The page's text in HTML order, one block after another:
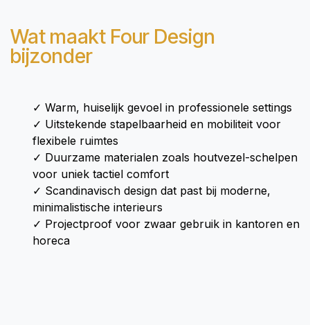
Wat maakt Four Design
bijzonder
✓ Warm, huiselijk gevoel in professionele settings
✓ Uitstekende stapelbaarheid en mobiliteit voor
flexibele ruimtes
✓ Duurzame materialen zoals houtvezel-schelpen
voor uniek tactiel comfort
✓ Scandinavisch design dat past bij moderne,
minimalistische interieurs
✓ Projectproof voor zwaar gebruik in kantoren en
horeca